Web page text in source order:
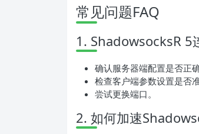
常见问题FAQ
1. ShadowsocksR 5
确认服务器端配置是否正确
检查客户端参数设置是否准
尝试更换端口。
2. 如何加速